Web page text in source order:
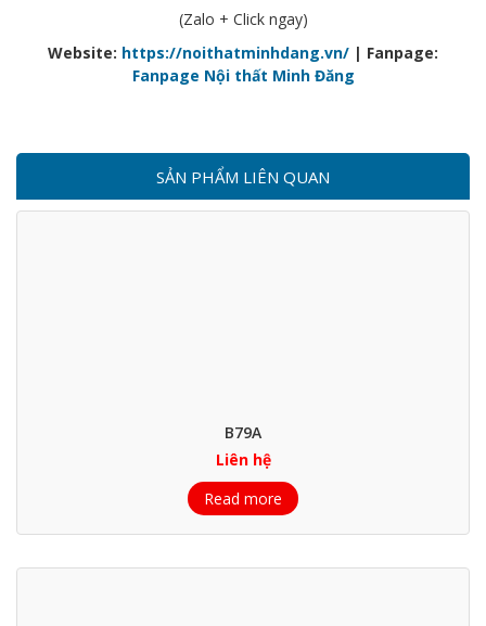
(Zalo + Click ngay)
Website: https://noithatminhdang.vn/ | Fanpage:
Fanpage Nội thất Minh Đăng
SẢN PHẨM LIÊN QUAN
B79A
Liên hệ
Read more